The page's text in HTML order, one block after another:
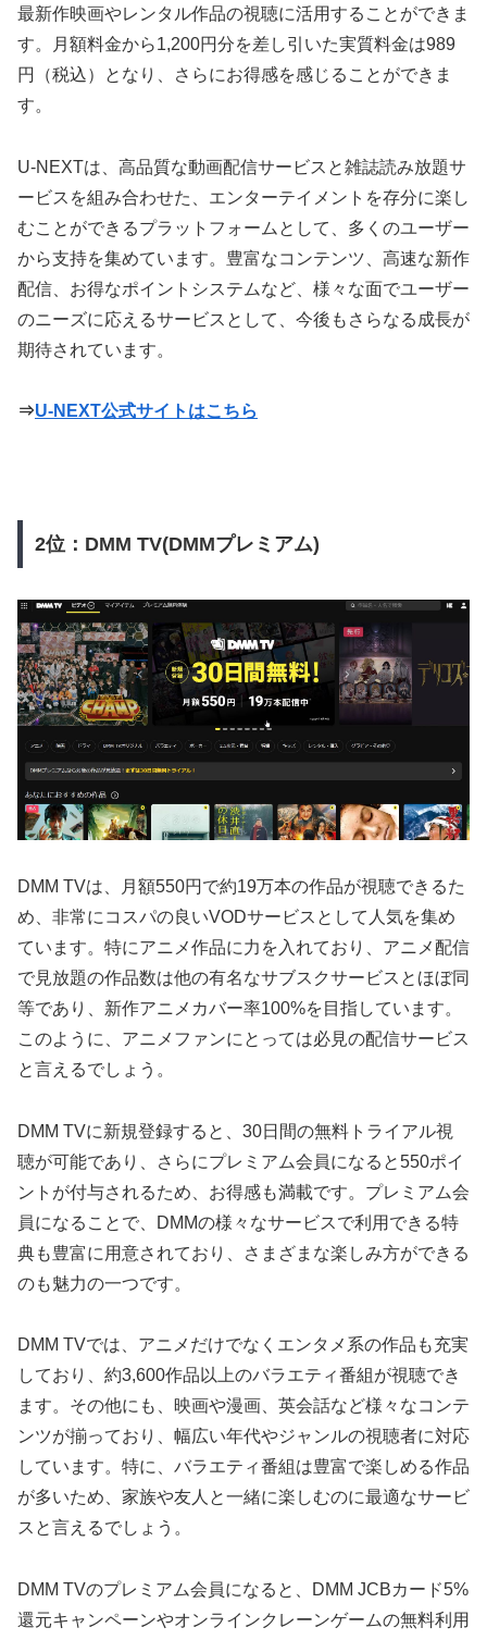
最新作映画やレンタル作品の視聴に活用することができま
す。月額料金から1,200円分を差し引いた実質料金は989
円（税込）となり、さらにお得感を感じることができま
す。
U-NEXTは、高品質な動画配信サービスと雑誌読み放題サ
ービスを組み合わせた、エンターテイメントを存分に楽し
むことができるプラットフォームとして、多くのユーザー
から支持を集めています。豊富なコンテンツ、高速な新作
配信、お得なポイントシステムなど、様々な面でユーザー
のニーズに応えるサービスとして、今後もさらなる成長が
期待されています。
⇒U-NEXT公式サイトはこちら
2位：DMM TV(DMMプレミアム)
DMM TVは、月額550円で約19万本の作品が視聴できるた
め、非常にコスパの良いVODサービスとして人気を集め
ています。特にアニメ作品に力を入れており、アニメ配信
で見放題の作品数は他の有名なサブスクサービスとほぼ同
等であり、新作アニメカバー率100%を目指しています。
このように、アニメファンにとっては必見の配信サービス
と言えるでしょう。
DMM TVに新規登録すると、30日間の無料トライアル視
聴が可能であり、さらにプレミアム会員になると550ポイ
ントが付与されるため、お得感も満載です。プレミアム会
員になることで、DMMの様々なサービスで利用できる特
典も豊富に用意されており、さまざまな楽しみ方ができる
のも魅力の一つです。
DMM TVでは、アニメだけでなくエンタメ系の作品も充実
しており、約3,600作品以上のバラエティ番組が視聴でき
ます。その他にも、映画や漫画、英会話など様々なコンテ
ンツが揃っており、幅広い年代やジャンルの視聴者に対応
しています。特に、バラエティ番組は豊富で楽しめる作品
が多いため、家族や友人と一緒に楽しむのに最適なサービ
スと言えるでしょう。
DMM TVのプレミアム会員になると、DMM JCBカード5%
還元キャンペーンやオンラインクレーンゲームの無料利用